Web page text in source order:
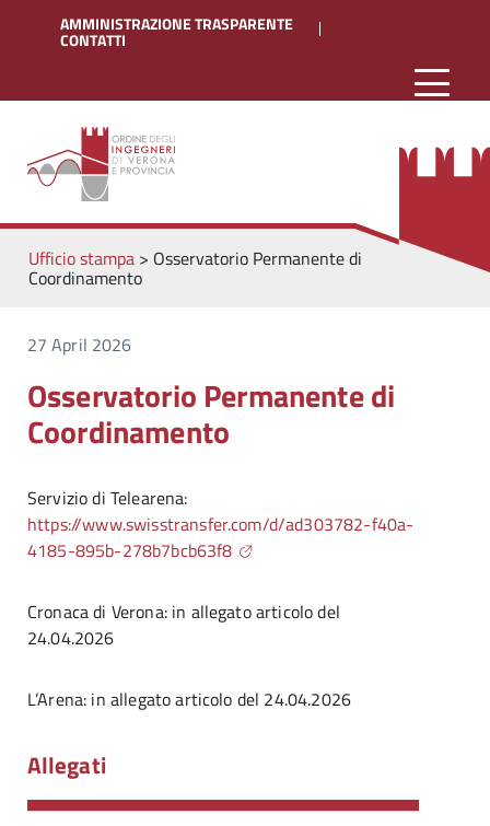
AMMINISTRAZIONE TRASPARENTE
CONTATTI
Ufficio stampa> Osservatorio Permanente di
Coordinamento
27 April 2026
Osservatorio Permanente di
Coordinamento
Servizio di Telearena:
https://www.swisstransfer.com/d/ad303782-f40a-
4185-895b-278b7bcb63f8
Cronaca di Verona: in allegato articolo del
24.04.2026
L’Arena: in allegato articolo del 24.04.2026
Allegati